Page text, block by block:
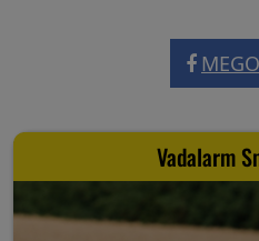
Vadalarm